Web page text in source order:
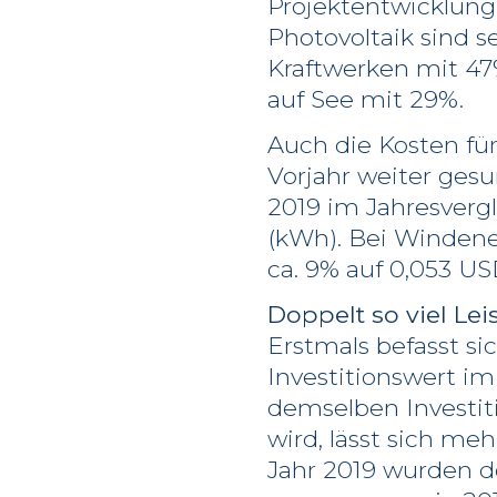
Photovoltaik sind
Kraftwerken mit
auf See mit 29%.
Auch die Kosten
Vorjahr weiter
2019 im
(kWh). Bei
ca. 9% auf 0,053
Doppelt so viel
Erstmals befasst
Investitionswert
demselben
wird, lässt sich
Jahr 2019 wurden